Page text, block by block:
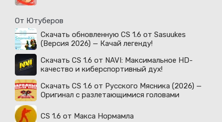
От Ютуберов
Скачать обновленную CS 1.6 от Sasuukes
(Версия 2026) — Качай легенду!
Скачать CS 1.6 от NAVI: Максимальное HD-
качество и киберспортивный дух!
Скачать CS 1.6 от Русского Мясника (2026) —
Оригинал с разлетающимися головами
CS 1.6 от Макса Нормамла